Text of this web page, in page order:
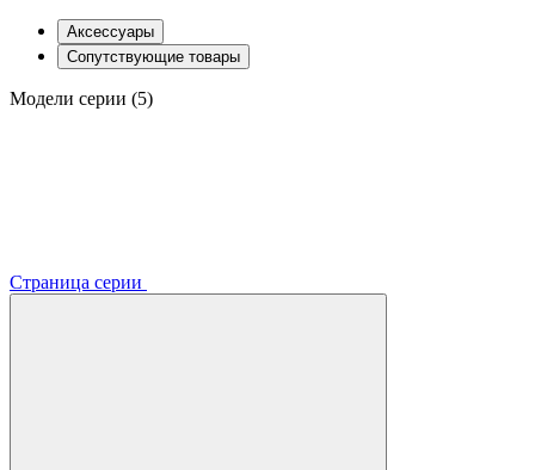
Аксессуары
Сопутствующие товары
Модели серии (5)
Страница серии